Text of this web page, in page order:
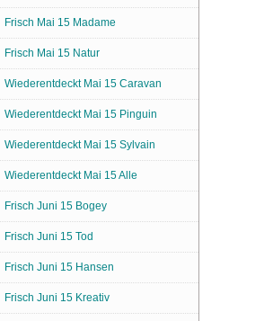
Frisch Mai 15 Madame
Frisch Mai 15 Natur
Wiederentdeckt Mai 15 Caravan
Wiederentdeckt Mai 15 Pinguin
Wiederentdeckt Mai 15 Sylvain
Wiederentdeckt Mai 15 Alle
Frisch Juni 15 Bogey
Frisch Juni 15 Tod
Frisch Juni 15 Hansen
Frisch Juni 15 Kreativ